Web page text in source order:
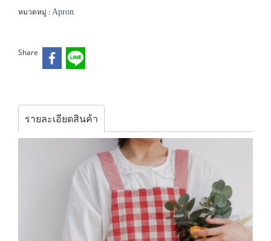
หมวดหมู่ : Apron
Share
รายละเอียดสินค้า